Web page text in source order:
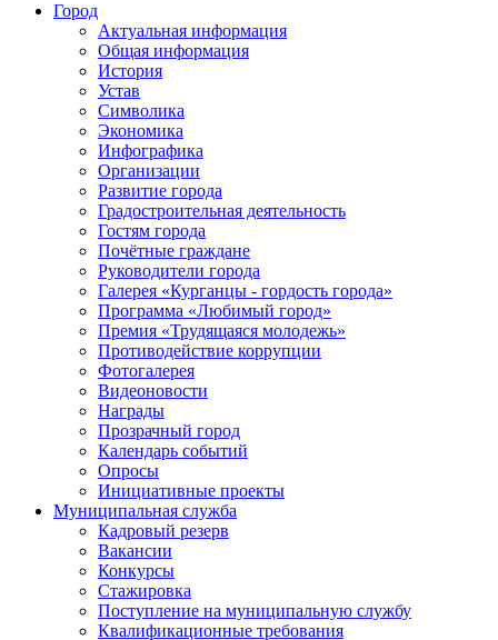
Город
Актуальная информация
Общая информация
История
Устав
Символика
Экономика
Инфографика
Организации
Развитие города
Градостроительная деятельность
Гостям города
Почётные граждане
Руководители города
Галерея «Курганцы - гордость города»
Программа «Любимый город»
Премия «Трудящаяся молодежь»
Противодействие коррупции
Фотогалерея
Видеоновости
Награды
Прозрачный город
Календарь событий
Опросы
Инициативные проекты
Муниципальная служба
Кадровый резерв
Вакансии
Конкурсы
Стажировка
Поступление на муниципальную службу
Квалификационные требования